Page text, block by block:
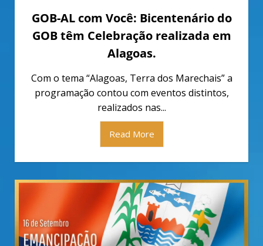
GOB-AL com Você: Bicentenário do
GOB têm Celebração realizada em
Alagoas.
Com o tema “Alagoas, Terra dos Marechais” a
programação contou com eventos distintos,
realizados nas...
Read More